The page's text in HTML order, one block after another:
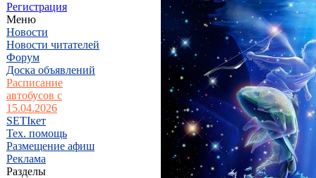
Регистрация
Меню
Новости
Новости читателей
Форум
Доска объявлений
Расписание
автобусов с
15.04.2026
SETIкет
Тех. помощь
Размещение афиш
Реклама
Разделы